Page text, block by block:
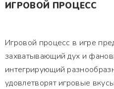
ИГРОВОЙ ПРОЦЕСС
Игровой процесс в игре
захватывающий дух и
интегрирующий
удовлетворят игровые